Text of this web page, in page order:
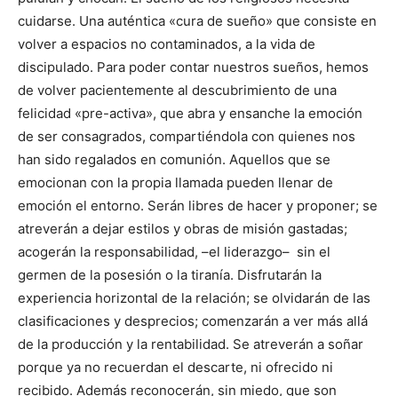
cuidarse. Una auténtica «cura de sueño» que consiste en
volver a espacios no contaminados, a la vida de
discipulado. Para poder contar nuestros sueños, hemos
de volver pacientemente al descubrimiento de una
felicidad «pre-activa», que abra y ensanche la emoción
de ser consagrados, compartiéndola con quienes nos
han sido regalados en comunión. Aquellos que se
emocionan con la propia llamada pueden llenar de
emoción el entorno. Serán libres de hacer y proponer; se
atreverán a dejar estilos y obras de misión gastadas;
acogerán la responsabilidad, –el liderazgo– sin el
germen de la posesión o la tiranía. Disfrutarán la
experiencia horizontal de la relación; se olvidarán de las
clasificaciones y desprecios; comenzarán a ver más allá
de la producción y la rentabilidad. Se atreverán a soñar
porque ya no recuerdan el descarte, ni ofrecido ni
recibido. Además reconocerán, sin miedo, que son